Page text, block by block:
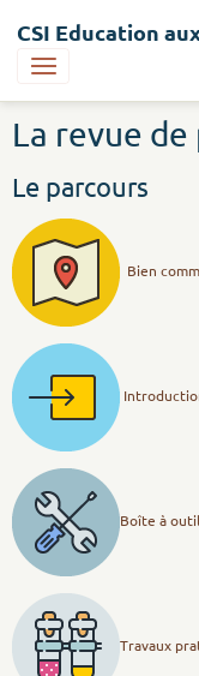
CSI Education
La revue de
Le parcours
Bien
Boîte à
Travaux